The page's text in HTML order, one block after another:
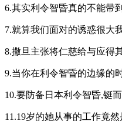
6.其实利令智昏真的不能带
7.就算我们面对的诱惑很大
8.撒旦主张将仁慈给与应得
9.当你在利令智昏的边缘的
10.要防备日本利令智昏,铤而
11.19岁的她从事的工作竟